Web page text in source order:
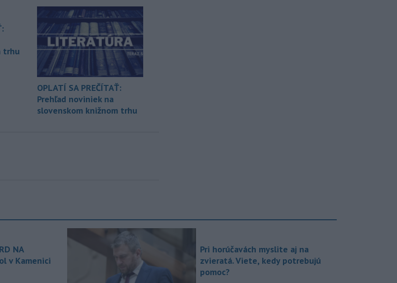
trhu
OPLATÍ SA PREČÍTAŤ:
Prehľad noviniek na
slovenskom knižnom trhu
NA
v Kamenici
Pri horúčavách myslite aj na
zvieratá. Viete, kedy potrebujú
pomoc?